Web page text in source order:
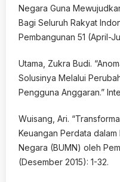
Negara Guna
Bagi Seluruh Rakyat
Pembangunan 51 (April-
Utama, Zukra Budi.
Solusinya Melalui
Pengguna Anggaran.”
Wuisang, Ari.
Keuangan Perdata
Negara (BUMN) oleh
(Desember 2015): 1-32.